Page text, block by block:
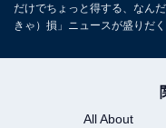
だけでちょっと得する、なん
きゃ）損」ニュースが盛りだく
All About